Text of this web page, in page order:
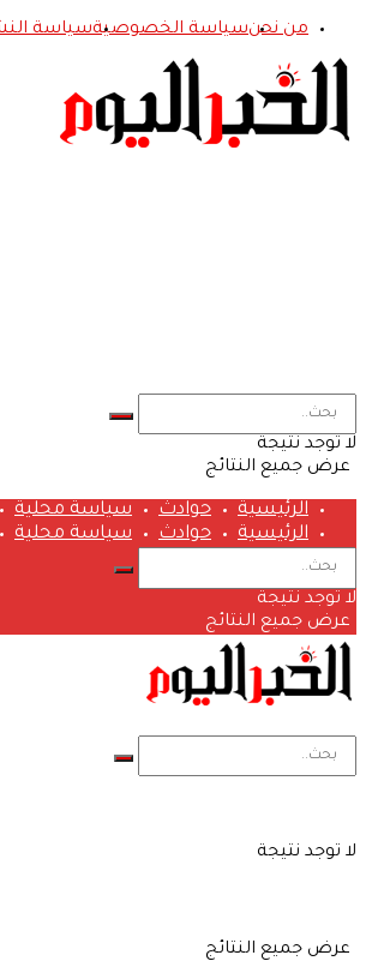
من نحنسياسة الخصوصيةسياسة
لا توجد نتيجة
عرض جميع النتائج
الرئيسية حوادث سياسة محلية
الرئيسية
حوادث سياسة محلية
لا توجد نتيجة
عرض جميع النتائج
لا توجد نتيجة
عرض جميع النتائج